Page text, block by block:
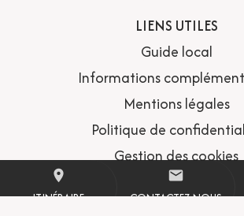
place
ITINÉRAIRE
mail
CONTACTEZ-NOUS
LIENS UTILES
Guide local
Informations
Mentions légales
Politique de
Gestion des cookies